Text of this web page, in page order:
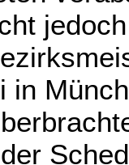
in